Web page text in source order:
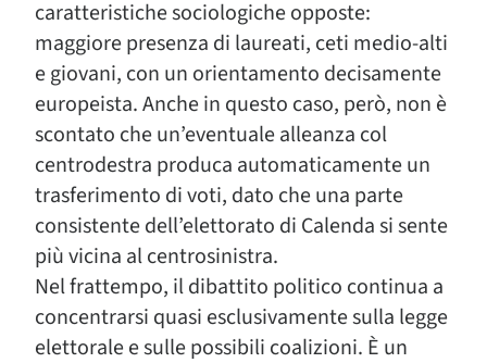
caratteristiche sociologiche opposte:
maggiore presenza di laureati, ceti medio-alti
e giovani, con un orientamento decisamente
europeista. Anche in questo caso, però, non è
scontato che un’eventuale alleanza col
centrodestra produca automaticamente un
trasferimento di voti, dato che una parte
consistente dell’elettorato di Calenda si sente
più vicina al centrosinistra.
Nel frattempo, il dibattito politico continua a
concentrarsi quasi esclusivamente sulla legge
elettorale e sulle possibili coalizioni. È un